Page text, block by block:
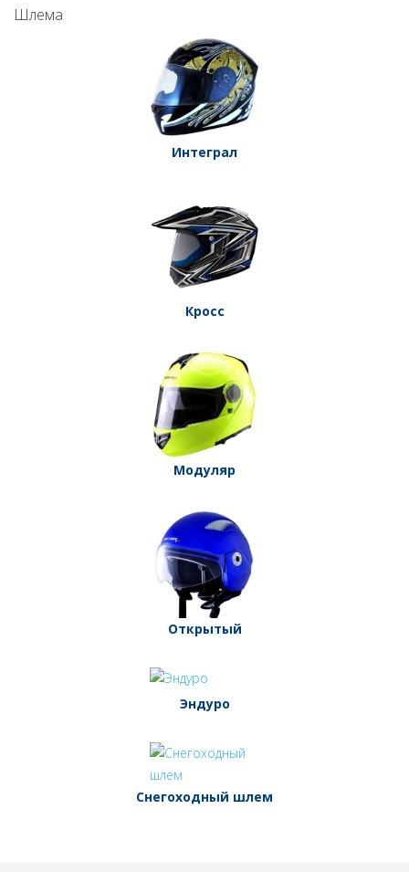
Шлема
Интеграл
Кросс
Модуляр
Открытый
Эндуро
Снегоходный шлем